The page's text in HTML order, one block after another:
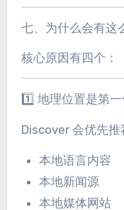
七、为什么会有这
核心原因有四个：
1️⃣ 地理位置是第
Discover 会优先推
本地语言内容
本地新闻源
本地媒体网站